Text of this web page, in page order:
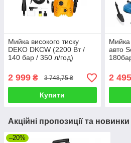
Мийка високого тиску
DEKO DKCW (2200 Вт /
140 бар / 350 л/год)
2 999 ₴ 3 748,75 ₴
Купити
Мийка
авто
2 495
Акційні пропозиції та новинки
–20%